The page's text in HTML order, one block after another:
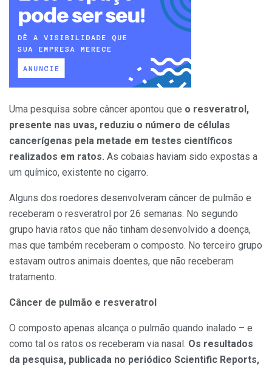
Uma pesquisa sobre câncer apontou que o resveratrol,
presente nas uvas, reduziu o número de células
cancerígenas pela metade em testes científicos
realizados em ratos. As cobaias haviam sido expostas a
um químico, existente no cigarro.
Alguns dos roedores desenvolveram câncer de pulmão e
receberam o resveratrol por 26 semanas. No segundo
grupo havia ratos que não tinham desenvolvido a doença,
mas que também receberam o composto. No terceiro grupo
estavam outros animais doentes, que não receberam
tratamento.
Câncer de pulmão e resveratrol
O composto apenas alcança o pulmão quando inalado – e
como tal os ratos os receberam via nasal. Os resultados
da pesquisa, publicada no periódico Scientific Reports,